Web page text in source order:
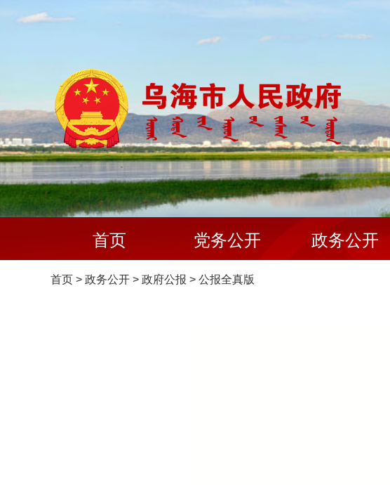
首页 党务公开 政务公开
首页 > 政务公开 > 政府公报 > 公报全真版